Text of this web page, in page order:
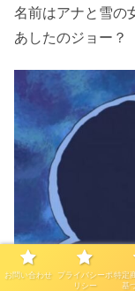
名前はアナと雪の
あしたのジョー？
お問い合わせ
プライバシーポ
リシー
特定
基